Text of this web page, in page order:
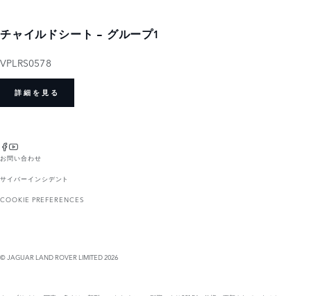
チャイルドシート - グループ1
VPLRS0578
詳細を見る
お問い合わせ
サイバーインシデント
COOKIE PREFERENCES
© JAGUAR LAND ROVER LIMITED 2026